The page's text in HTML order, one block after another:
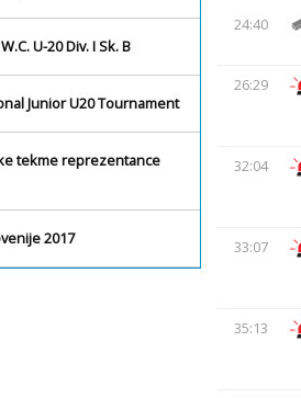
U-20 Div. I Sk. B
Junior U20 Tournament
tekme reprezentance
2017
24:40
26:29
32:04
33:07
35:13